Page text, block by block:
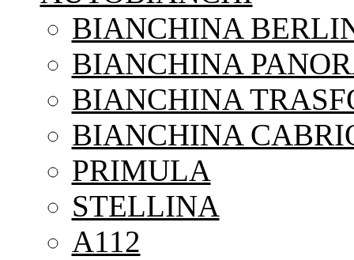
BIANCHINA
BIANCHINA
BIANCHINA
BIANCHINA
PRIMULA
STELLINA
A112